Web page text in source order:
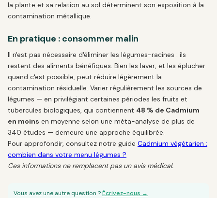
la plante et sa relation au sol déterminent son exposition à la
contamination métallique.
En pratique : consommer malin
Il n'est pas nécessaire d'éliminer les légumes-racines : ils
restent des aliments bénéfiques. Bien les laver, et les éplucher
quand c'est possible, peut réduire légèrement la
contamination résiduelle. Varier régulièrement les sources de
légumes — en privilégiant certaines périodes les fruits et
tubercules biologiques, qui contiennent 48 % de Cadmium
en moins en moyenne selon une méta-analyse de plus de
340 études — demeure une approche équilibrée.
Pour approfondir, consultez notre guide Cadmium végétarien :
combien dans votre menu légumes ?
Ces informations ne remplacent pas un avis médical.
Vous avez une autre question ?Écrivez-nous →